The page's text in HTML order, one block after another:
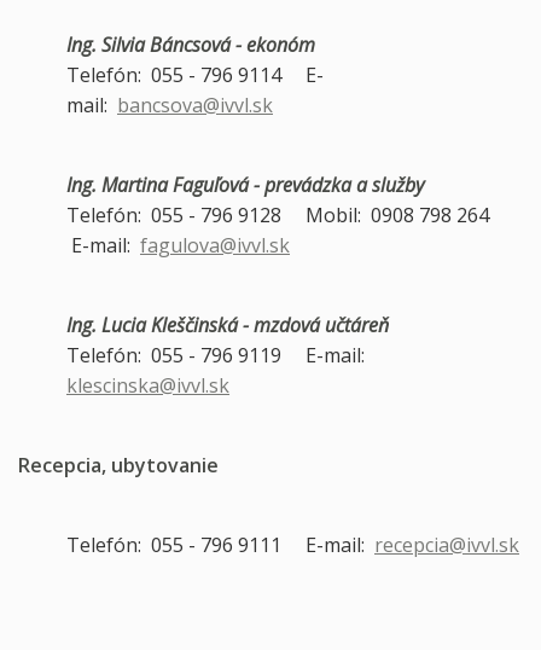
Ing. Silvia Báncsová - ekonóm
Telefón: 055 - 796 9114 E-
mail: bancsova@ivvl.sk
Ing. Martina Faguľová - prevádzka a služby
Telefón: 055 - 796 9128 Mobil: 0908 798 264
E-mail: fagulova@ivvl.sk
Ing. Lucia Kleščinská - mzdová učtáreň
Telefón: 055 - 796 9119 E-mail:
klescinska@ivvl.sk
Recepcia, ubytovanie
Telefón: 055 - 796 9111 E-mail: recepcia@ivvl.sk